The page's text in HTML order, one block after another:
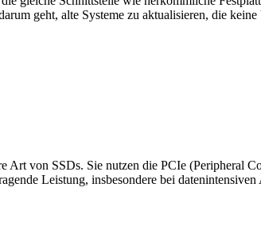
geht, alte Systeme zu aktualisieren, die
von SSDs. Sie nutzen die PCIe (Peripheral
Leistung, insbesondere bei